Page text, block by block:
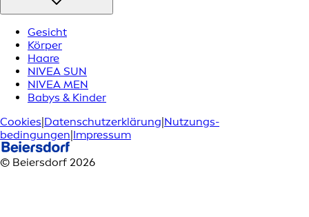
Gesicht
Körper
Haare
NIVEA SUN
NIVEA MEN
Babys & Kinder
Cookies Datenschutzerklärung Nutzungs­
bedingungen Impressum
© Beiersdorf 2026